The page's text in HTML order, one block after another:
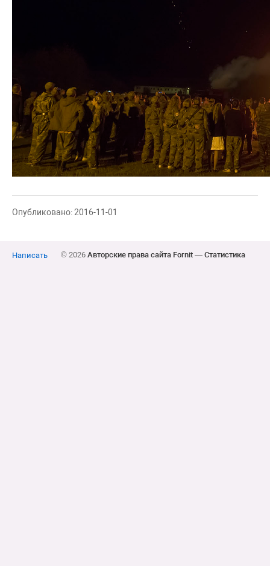
Опубликовано: 2016-11-01
Написать © 2026 Авторские права сайта Fornit— Статистика